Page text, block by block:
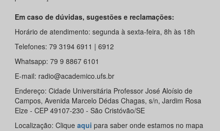
Em caso de dúvidas, sugestões e reclamações:
Horário de atendimento: segunda à sexta-feira, 8h às 18h
Telefones: 79 3194 6911 | 6912
Whatsapp: 79 9 8867 6101
E-mail: radio@academico.ufs.br
Endereço: Cidade Universitária Professor José Aloísio de
Campos, Avenida Marcelo Dédas Chagas, s/n, Jardim Rosa
Elze - CEP 49107-230 - São Cristóvão/SE
Localização: Clique aqui para saber onde estamos no mapa